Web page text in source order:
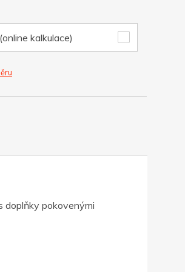
kalkulace)
doplňky pokovenými